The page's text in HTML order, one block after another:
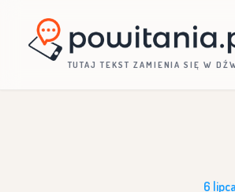
TUTAJ TEKST ZAMIENIA SIĘ W
6